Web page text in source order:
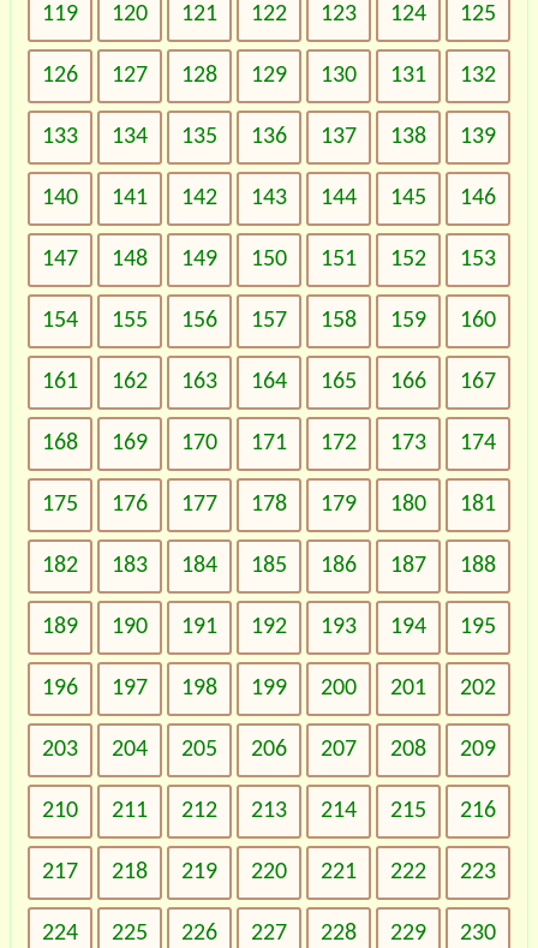
119 120 121 122 123 124 125
126 127 128 129 130 131 132
133 134 135 136 137 138 139
140 141 142 143 144 145 146
147 148 149 150 151 152 153
154 155 156 157 158 159 160
161 162 163 164 165 166 167
168 169 170 171 172 173 174
175 176 177 178 179 180 181
182 183 184 185 186 187 188
189 190 191 192 193 194 195
196 197 198 199 200 201 202
203 204 205 206 207 208 209
210 211 212 213 214 215 216
217 218 219 220 221 222 223
224 225 226 227 228 229 230